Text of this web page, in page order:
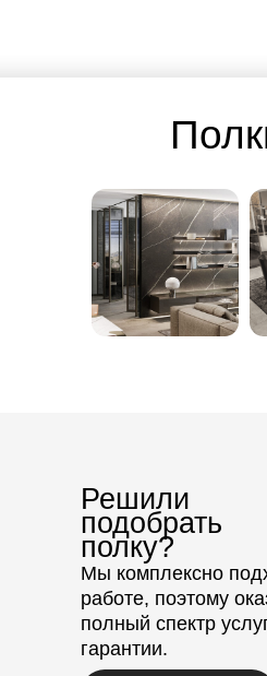
Решили
подобрать
полку?
Мы комплексно
работе, поэтому
полный спектр
гарантии.